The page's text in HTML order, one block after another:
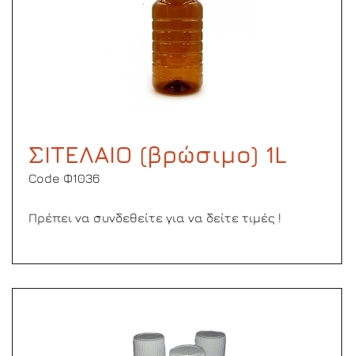
ΣΙΤΕΛΑΙΟ (βρώσιμο) 1L
Code Φ1036
Πρέπει να συνδεθείτε για να δείτε τιμές !